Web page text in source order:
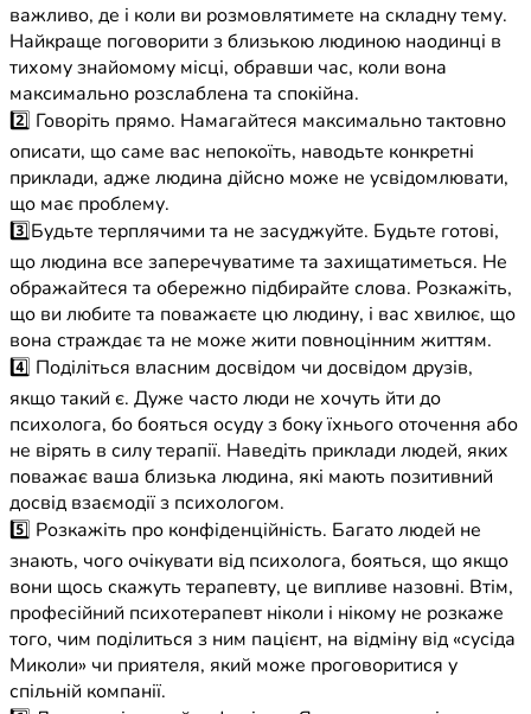
важливо, де і коли ви розмовлятимете на складну тему.
Найкраще поговорити з близькою людиною наодинці в
тихому знайомому місці, обравши час, коли вона
максимально розслаблена та спокійна.
2️⃣ Говоріть прямо. Намагайтеся максимально тактовно
описати, що саме вас непокоїть, наводьте конкретні
приклади, адже людина дійсно може не усвідомлювати,
що має проблему.
3️⃣Будьте терплячими та не засуджуйте. Будьте готові,
що людина все заперечуватиме та захищатиметься. Не
ображайтеся та обережно підбирайте слова. Розкажіть,
що ви любите та поважаєте цю людину, і вас хвилює, що
вона страждає та не може жити повноцінним життям.
4️⃣ Поділіться власним досвідом чи досвідом друзів,
якщо такий є. Дуже часто люди не хочуть йти до
психолога, бо бояться осуду з боку їхнього оточення або
не вірять в силу терапії. Наведіть приклади людей, яких
поважає ваша близька людина, які мають позитивний
досвід взаємодії з психологом.
5️⃣ Розкажіть про конфіденційність. Багато людей не
знають, чого очікувати від психолога, бояться, що якщо
вони щось скажуть терапевту, це випливе назовні. Втім,
професійний психотерапевт ніколи і нікому не розкаже
того, чим поділиться з ним пацієнт, на відміну від «сусіда
Миколи» чи приятеля, який може проговоритися у
спільній компанії.